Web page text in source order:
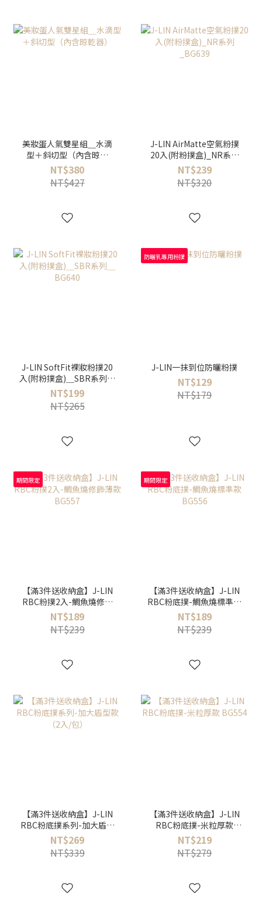
美妝蛋人氣雙星組＿水滴
型＋斜切型（內含晾乾
器）
NT$380
NT$427
J-LIN AirMatte空氣粉撲
20入(附粉撲盒)_NR系列
_BG639
NT$239
NT$320
J-LIN SoftFit裸妝粉撲20
入(附粉撲盒)＿SBR系列＿
BG640
NT$199
NT$265
防曬乳專用粉撲
J-LIN一抹到位防曬粉撲
NT$129
NT$179
期間限定
【滿3件送收納盒】J-LIN
RBC粉撲2入-鯛魚燒修飾
薄款 BG557
NT$189
NT$239
期間限定
【滿3件送收納盒】J-LIN
RBC粉底撲-鯛魚燒標準款
BG556
NT$189
NT$239
【滿3件送收納盒】J-LIN
RBC粉底撲系列-加大盾型
款（2入/包）
NT$269
NT$339
【滿3件送收納盒】J-LIN
RBC粉底撲-米粒厚款
BG554
NT$219
NT$279